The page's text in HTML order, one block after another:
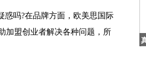
惑吗?在品牌方面，欧美思国际
加盟创业者解决各种问题，所